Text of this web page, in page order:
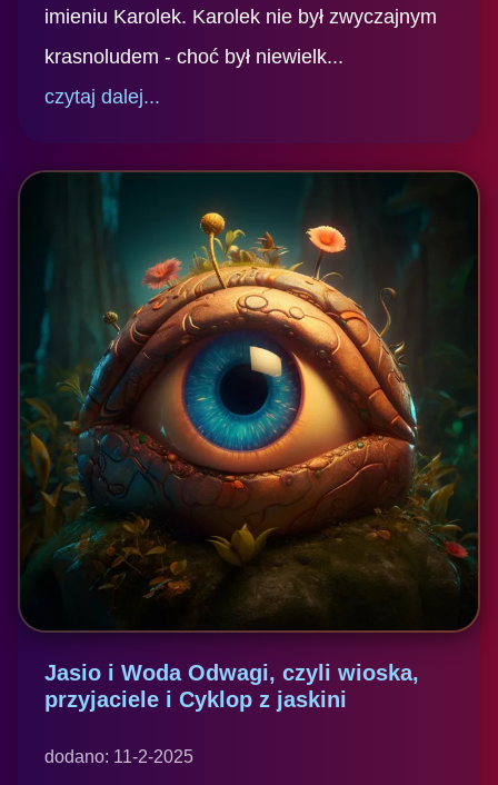
imieniu Karolek. Karolek nie był zwyczajnym
krasnoludem - choć był niewielk...
czytaj dalej...
Jasio i Woda Odwagi, czyli wioska,
przyjaciele i Cyklop z jaskini
dodano: 11-2-2025